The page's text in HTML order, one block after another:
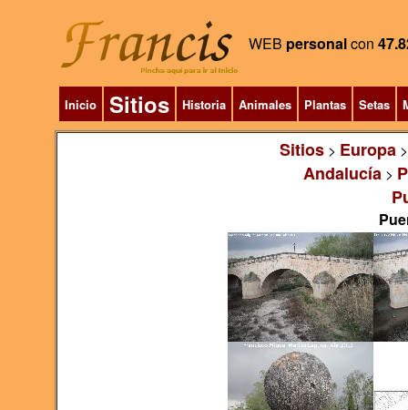
WEB personalcon
Inicio Sitios Historia Animales Plantas Setas
Sitios> Europa
Andalucía >